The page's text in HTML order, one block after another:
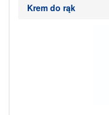
Krem do rąk